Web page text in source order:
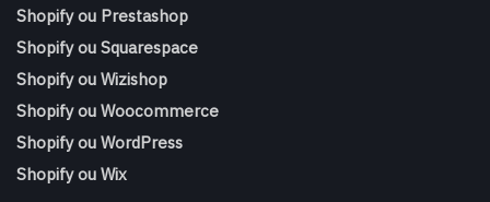
Shopify ou Prestashop
Shopify ou Squarespace
Shopify ou Wizishop
Shopify ou Woocommerce
Shopify ou WordPress
Shopify ou Wix